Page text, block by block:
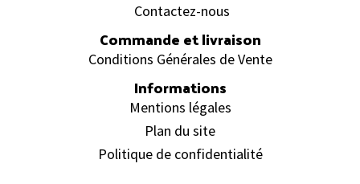
Contactez-nous
Commande et livraison
Conditions Générales de Vente
Informations
Mentions légales
Plan du site
Politique de confidentialité